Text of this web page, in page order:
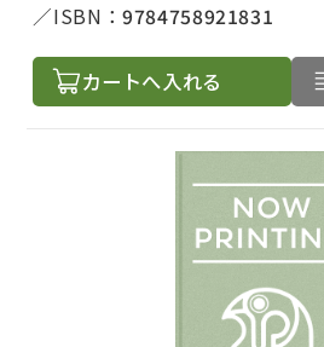
絞り込
ISBN：9784758921831
カートへ入れる